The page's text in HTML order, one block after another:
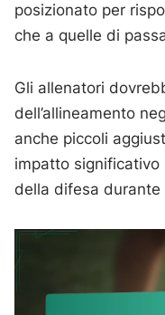
posizionato per
che a quelle di
Gli allenatori
dell’allineamento
anche piccoli
impatto significativo
della difesa